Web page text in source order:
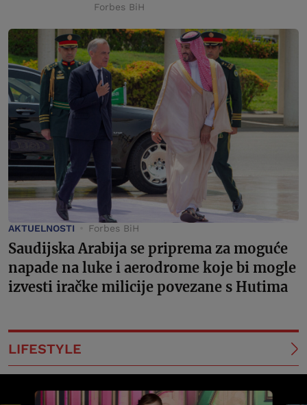
Forbes BiH
AKTUELNOSTI Forbes BiH
Saudijska Arabija se priprema za moguće
napade na luke i aerodrome koje bi mogle
izvesti iračke milicije povezane s Hutima
LIFESTYLE